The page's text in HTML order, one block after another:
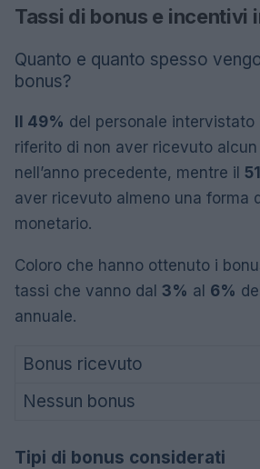
Tassi di bonus e incentivi
Quanto e quanto spesso
bonus?
Il 49% del personale intervistato
riferito di non aver ricevuto
nell’anno precedente, mentre il
aver ricevuto almeno una forma
monetario.
Coloro che hanno ottenuto i
tassi che vanno dal 3% al 6%
annuale.
Bonus ricevuto
Nessun bonus
Tipi di bonus considerati